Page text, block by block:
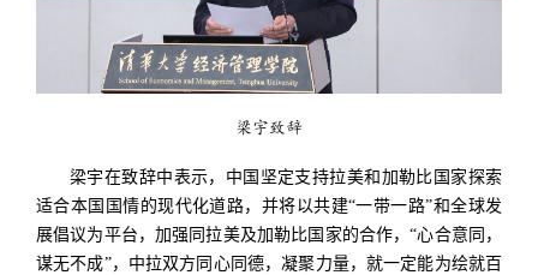
梁宇致辞
梁宇在致辞中表示，中国坚定支持拉美和加勒比国家探索
适合本国国情的现代化道路，并将以共建“一带一路”和全球发
展倡议为平台，加强同拉美及加勒比国家的合作，“心合意同，
谋无不成”，中拉双方同心同德，凝聚力量，就一定能为绘就百